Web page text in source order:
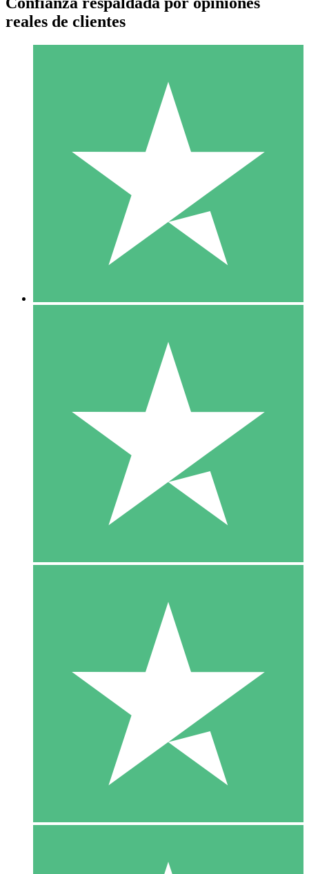
Paquetes de Créditos Individuales
Paga según el uso con créditos de descarga. Sin compromiso
10 00
10 Descargas
20 00
reales de clientes